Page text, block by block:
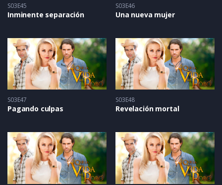
S03E45
Inminente separación
S03E46
Una nueva mujer
S03E47
Pagando culpas
S03E48
Revelación mortal